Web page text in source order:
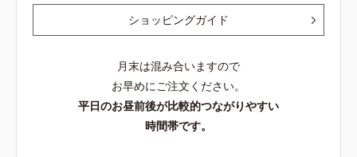
ショッピングガイド
月末は混み合いますので
お早めにご注文ください。
平日のお昼前後が比較的つながりやすい
時間帯です。